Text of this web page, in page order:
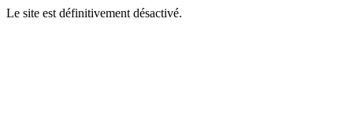
Le site est définitivement désactivé.